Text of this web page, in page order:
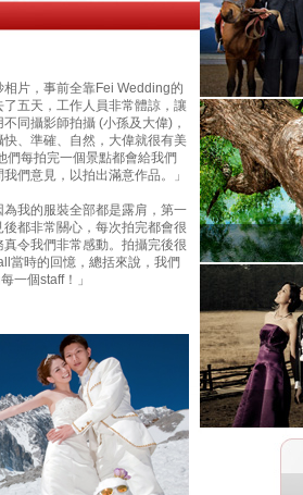
相片，事前全靠Fei Wedding的
五天，工作人員非常體諒，讓
同攝影師拍攝 (小孫及大偉)，
、準確、自然，大偉就很有美
們每拍完一個景點都會給我們
們意見，以拍出滿意作品。」
為我的服裝全部都是露肩，第一
都非常關心，每次拍完都會很
令我們非常感動。拍攝完後很
當時的回憶，總括來說，我們
一個staff！」